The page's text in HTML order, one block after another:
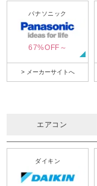
パナソニック
67%OFF～
> メーカーサイトへ
エアコン
ダイキン